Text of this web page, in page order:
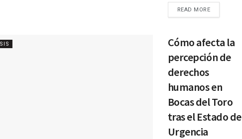
READ MORE
Cómo afecta la
percepción de
derechos
humanos en
Bocas del Toro
tras el Estado de
Urgencia